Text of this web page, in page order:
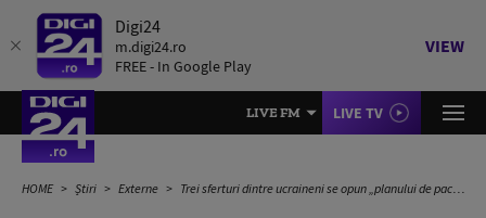
Digi24
m.digi24.ro
FREE - In Google Play
VIEW
LIVE FM LIVE TV
HOME Știri Externe Trei sferturi dintre ucraineni se opun „planului de pace” care ar include retragerea din Donbas. Ce spun despre varianta europeană